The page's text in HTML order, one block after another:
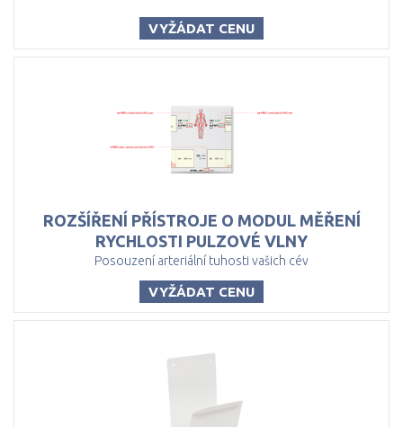
VYŽÁDAT CENU
ROZŠÍŘENÍ PŘÍSTROJE O MODUL MĚŘENÍ
RYCHLOSTI PULZOVÉ VLNY
Posouzení arteriální tuhosti vašich cév
VYŽÁDAT CENU